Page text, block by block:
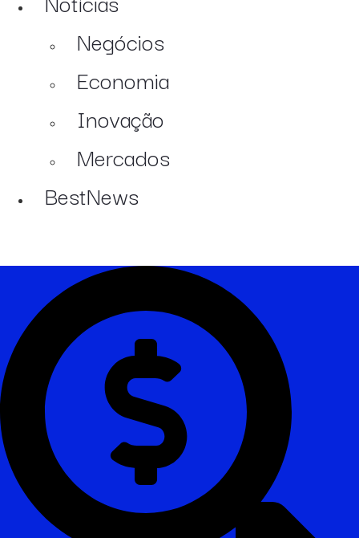
Negócios
Economia
Inovação
Mercados
BestNews